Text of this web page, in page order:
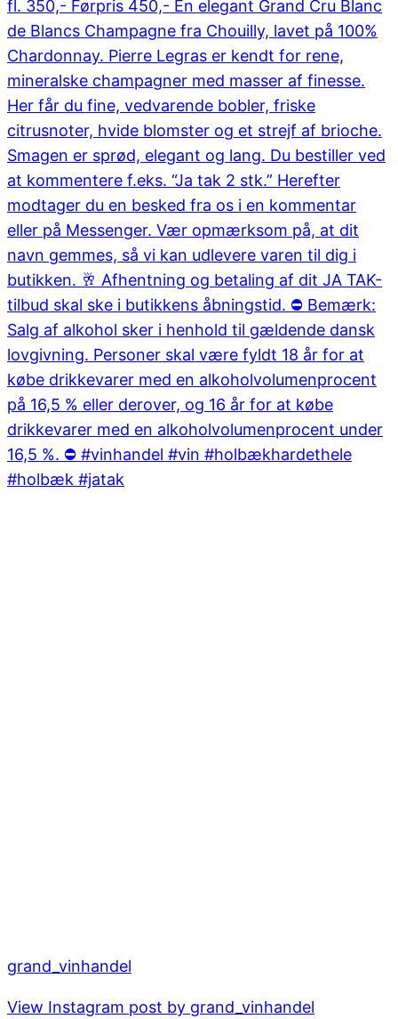
grand_vinhandel
View Instagram post by grand_vinhandel